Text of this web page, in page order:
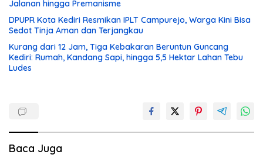
Jalanan hingga Premanisme
DPUPR Kota Kediri Resmikan IPLT Campurejo, Warga Kini Bisa
Sedot Tinja Aman dan Terjangkau
Kurang dari 12 Jam, Tiga Kebakaran Beruntun Guncang
Kediri: Rumah, Kandang Sapi, hingga 5,5 Hektar Lahan Tebu
Ludes
Baca Juga